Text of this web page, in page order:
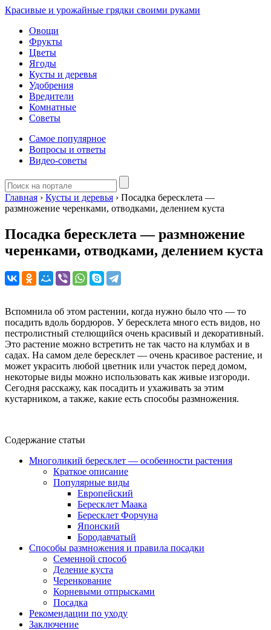
Красивые и урожайные грядки своими руками
Овощи
Фрукты
Цветы
Ягоды
Кусты и деревья
Удобрения
Вредители
Комнатные
Советы
Самое популярное
Вопросы и ответы
Видео-советы
Главная › Кусты и деревья › Посадка бересклета —
размножение черенками, отводками, делением куста
Посадка бересклета — размножение
черенками, отводками, делением куста
Вспомнила об этом растении, когда нужно было что — то
посадить вдоль бордюров. У бересклета много есть видов, но
пестролистный стелющийся очень красивый и декоративный.
Это растение можно встретить не так часто на клумбах и в
садах. На самом деле бересклет — очень красивое растение, и
может украсить любой цветник или участок перед домом,
некоторые виды можно использовать как живые изгороди.
Сегодня расскажу, как посадить и ухаживать за этим
кустарником, а также, какие есть способы размножения.
Содержание статьи
Многоликий бересклет — особенности растения
Краткое описание
Популярные виды
Европейский
Бересклет Маака
Бересклет Форчуна
Японский
Бородавчатый
Способы размножения и правила посадки
Семенной способ
Деление куста
Черенкование
Корневыми отпрысками
Посадка
Рекомендации по уходу
Заключение